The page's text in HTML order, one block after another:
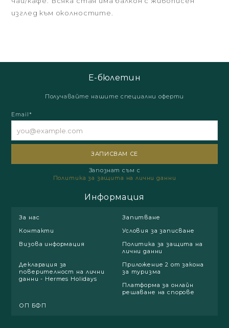
изглед към околностите.
Е-бюлетин
Получавайте нашите специални оферти
Email*
Запознат съм с
Политика за защита на лични данни
Информация
За нас
Запитване
Контакти
Условия за записване
Визова информация
Политика за защита на
лични данни
Декларация за
поверителност на лични
данни - Hermes Holidays
Приложение 2 от закона
за туризма
Платформа за онлайн
решаване на спорове
ОП БФП